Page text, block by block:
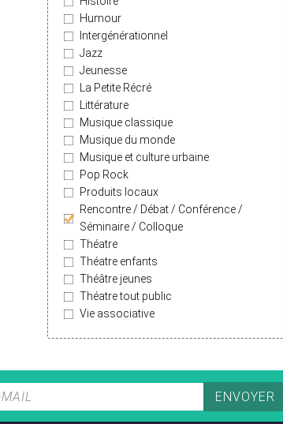
Humour
Intergénérationnel
Jazz
Jeunesse
La Petite Récré
Littérature
Musique classique
Musique du monde
Musique et culture urbaine
Pop Rock
Produits locaux
Rencontre / Débat / Conférence /
Séminaire / Colloque
Théatre
Théatre enfants
Théâtre jeunes
Théatre tout public
Vie associative